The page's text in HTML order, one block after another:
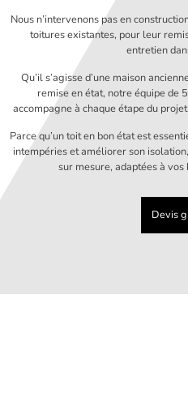
Nous n’intervenons pas en
toitures existantes, pour leur
entretien
Qu’il s’agisse d’une maison
remise en état, notre équipe de
accompagne à chaque étape du
Parce qu’un toit en bon état est
intempéries et améliorer son
sur mesure, adaptées à
Devis